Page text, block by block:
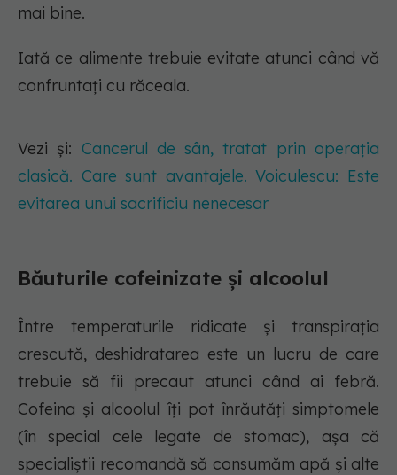
mai bine.
Iată ce alimente trebuie evitate atunci când vă
confruntați cu răceala.
Vezi și: Cancerul de sân, tratat prin operația
clasică. Care sunt avantajele. Voiculescu: Este
evitarea unui sacrificiu nenecesar
Băuturile cofeinizate și alcoolul
Între temperaturile ridicate și transpirația
crescută, deshidratarea este un lucru de care
trebuie să fii precaut atunci când ai febră.
Cofeina și alcoolul îți pot înrăutăți simptomele
(în special cele legate de stomac), așa că
specialiștii recomandă să consumăm apă și alte